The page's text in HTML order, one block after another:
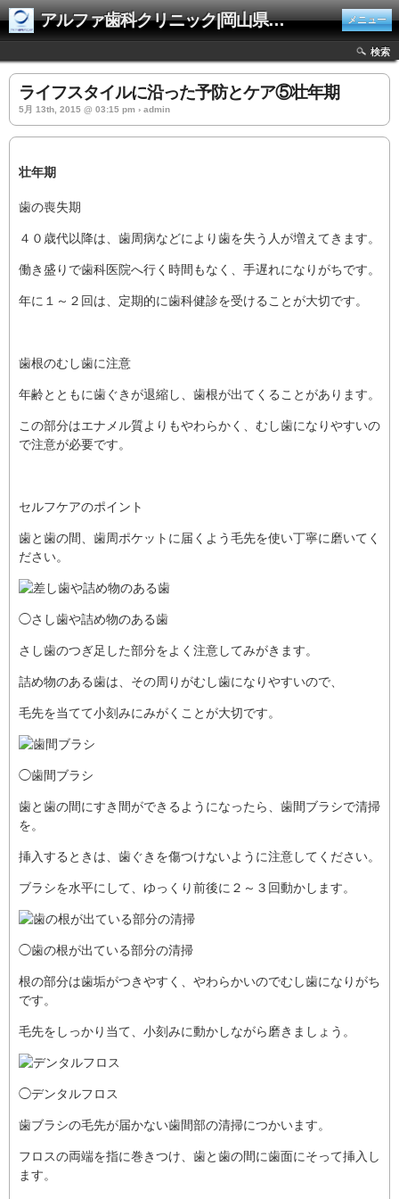
アルファ歯科クリニック|岡山県井原市 メニュー
検索
ライフスタイルに沿った予防とケア⑤壮年期
5月 13th, 2015 @ 03:15 pm › admin
壮年期
歯の喪失期
４０歳代以降は、歯周病などにより歯を失う人が増えてきます。
働き盛りで歯科医院へ行く時間もなく、手遅れになりがちです。
年に１～２回は、定期的に歯科健診を受けることが大切です。
歯根のむし歯に注意
年齢とともに歯ぐきが退縮し、歯根が出てくることがあります。
この部分はエナメル質よりもやわらかく、むし歯になりやすいの
で注意が必要です。
セルフケアのポイント
歯と歯の間、歯周ポケットに届くよう毛先を使い丁寧に磨いてく
ださい。
◯さし歯や詰め物のある歯
さし歯のつぎ足した部分をよく注意してみがきます。
詰め物のある歯は、その周りがむし歯になりやすいので、
毛先を当てて小刻みにみがくことが大切です。
◯歯間ブラシ
歯と歯の間にすき間ができるようになったら、歯間ブラシで清掃
を。
挿入するときは、歯ぐきを傷つけないように注意してください。
ブラシを水平にして、ゆっくり前後に２～３回動かします。
◯歯の根が出ている部分の清掃
根の部分は歯垢がつきやすく、やわらかいのでむし歯になりがち
です。
毛先をしっかり当て、小刻みに動かしながら磨きましょう。
◯デンタルフロス
歯ブラシの毛先が届かない歯間部の清掃につかいます。
フロスの両端を指に巻きつけ、歯と歯の間に歯面にそって挿入し
ます。